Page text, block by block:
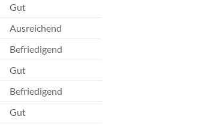
Gut
Ausreichend
Befriedigend
Gut
Befriedigend
Gut